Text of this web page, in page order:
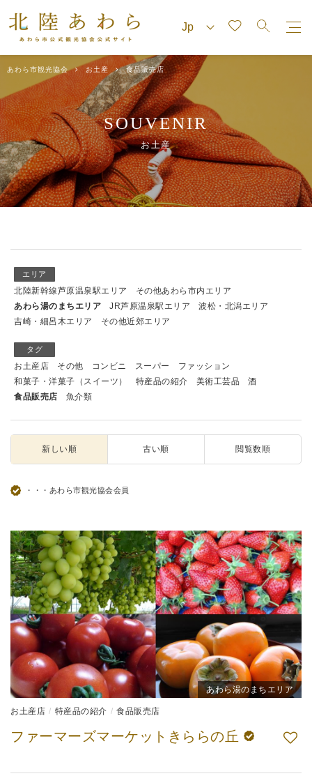
あわら市観光協会 お土産 食品販売店
SOUVENIR
お土産
エリア
北陸新幹線芦原温泉駅エリア
その他あわら市内エリア
あわら湯のまちエリア
JR芦原温泉駅エリア
波松・北潟エリア
吉崎・細呂木エリア
その他近郊エリア
タグ
お土産店 その他 コンビニ スーパー
ファッション
和菓子・洋菓子（スイーツ）
特産品の紹介 美術工芸品
酒
食品販売店
魚介類
新しい順 古い順 閲覧数順
・・・あわら市観光協会会員
あわら湯のまちエリア
お土産店 特産品の紹介 食品販売店
ファーマーズマーケットきららの丘